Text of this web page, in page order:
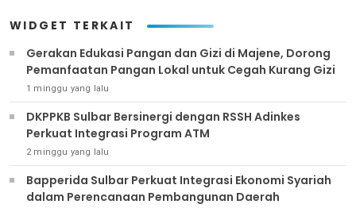
WIDGET TERKAIT
Gerakan Edukasi Pangan dan Gizi di Majene, Dorong
Pemanfaatan Pangan Lokal untuk Cegah Kurang Gizi
1 minggu yang lalu
DKPPKB Sulbar Bersinergi dengan RSSH Adinkes
Perkuat Integrasi Program ATM
2 minggu yang lalu
Bapperida Sulbar Perkuat Integrasi Ekonomi Syariah
dalam Perencanaan Pembangunan Daerah